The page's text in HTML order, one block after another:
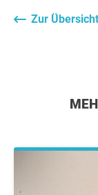
Zur Übersicht